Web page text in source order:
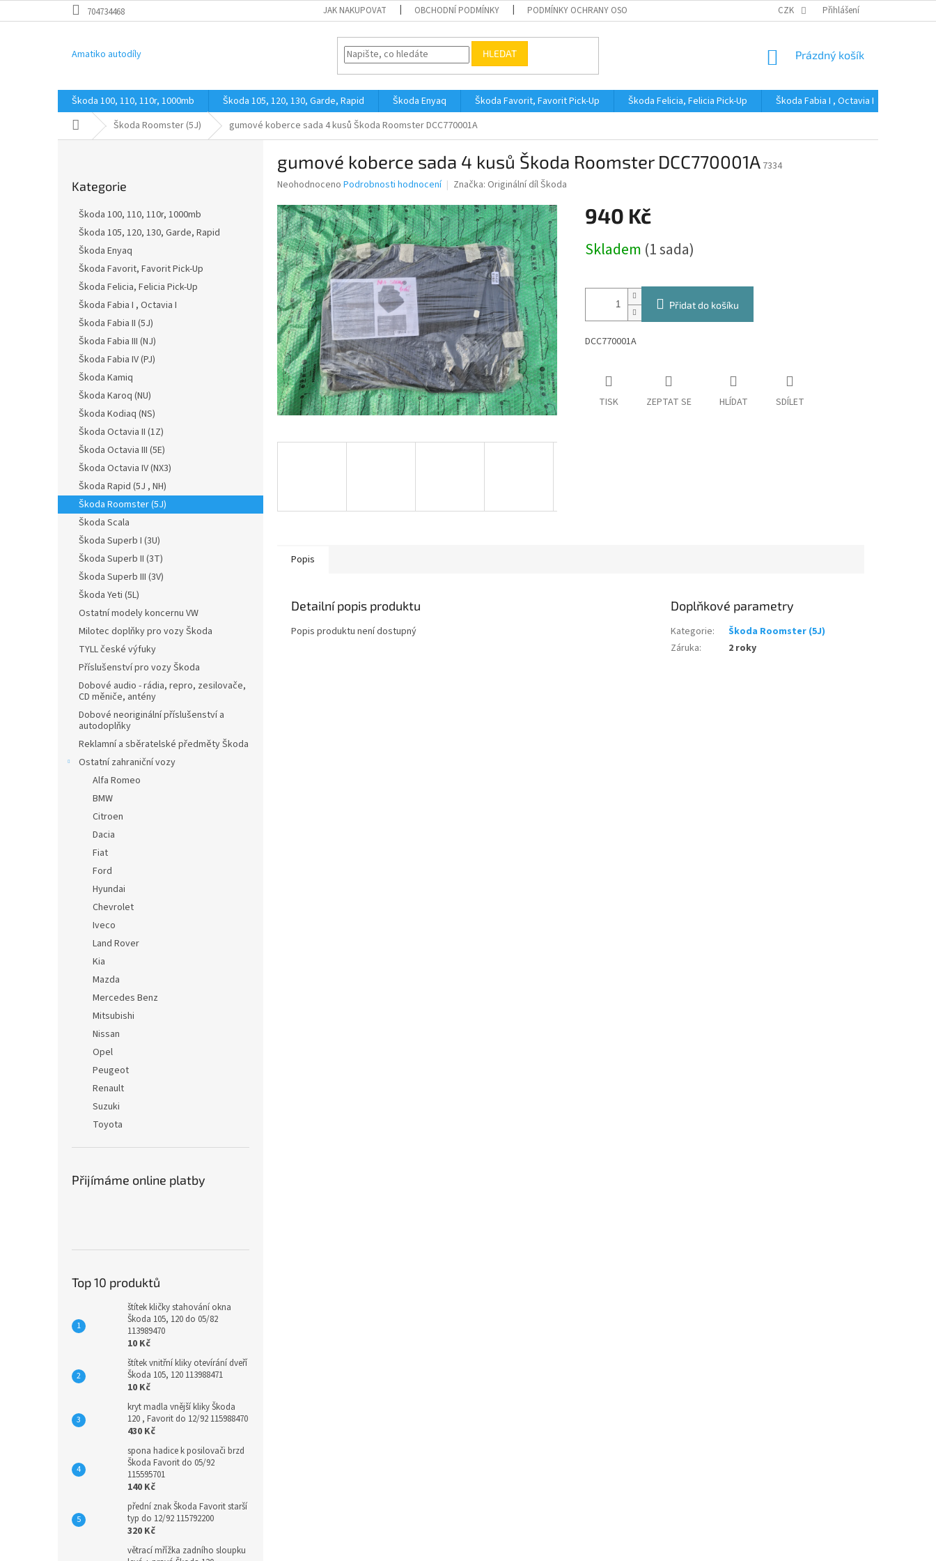
na
704734468 JAK NAKUPOVAT OBCHODNÍ PODMÍNKY PODMÍNKY OCHRANY OSOBNÍCH ÚDAJŮ CZK Přihlášení
Amatiko autodíly HLEDAT
NÁKUPNÍ
Prázdný košík
Škoda 100, 110, 110r, 1000mb Škoda 105, 120, 130, Garde, Rapid Škoda Enyaq Škoda Favorit, Favorit Pick-Up Škoda Felicia, Felicia Pick-Up Škoda Fabia I , Octavia I
Domů Škoda Roomster (5J) gumové koberce sada 4 kusů Škoda Roomster DCC770001A
kategorie
Kategorie
Škoda 100, 110, 110r, 1000mb
Škoda 105, 120, 130, Garde, Rapid
Škoda Enyaq
Škoda Favorit, Favorit Pick-Up
Škoda Felicia, Felicia Pick-Up
Škoda Fabia I , Octavia I
Škoda Fabia II (5J)
Škoda Fabia III (NJ)
Škoda Fabia IV (PJ)
Škoda Kamiq
Škoda Karoq (NU)
Škoda Kodiaq (NS)
Škoda Octavia II (1Z)
Škoda Octavia III (5E)
Škoda Octavia IV (NX3)
Škoda Rapid (5J , NH)
Škoda Roomster (5J)
Škoda Scala
Škoda Superb I (3U)
Škoda Superb II (3T)
Škoda Superb III (3V)
Škoda Yeti (5L)
Ostatní modely koncernu VW
Milotec doplňky pro vozy Škoda
TYLL české výfuky
Příslušenství pro vozy Škoda
Dobové audio - rádia, repro, zesilovače,
CD měniče, antény
Dobové neoriginální příslušenství a
autodoplňky
Reklamní a sběratelské předměty Škoda
Ostatní zahraniční vozy
Alfa Romeo
BMW
Citroen
Dacia
Fiat
Ford
Hyundai
Chevrolet
Iveco
Land Rover
Kia
Mazda
Mercedes Benz
Mitsubishi
Nissan
Opel
Peugeot
Renault
Suzuki
Toyota
Přijímáme online platby
Top 10 produktů
štítek kličky stahování okna
Škoda 105, 120 do 05/82
113989470
10 Kč
štítek vnitřní kliky otevírání dveří
Škoda 105, 120 113988471
10 Kč
kryt madla vnější kliky Škoda
120 , Favorit do 12/92 115988470
430 Kč
spona hadice k posilovači brzd
Škoda Favorit do 05/92
115595701
140 Kč
přední znak Škoda Favorit starší
typ do 12/92 115792200
320 Kč
větrací mřížka zadního sloupku
gumové koberce sada 4 kusů Škoda Roomster DCC770001A 7334
Průměrné
produktu
je
0,0
z
5
hvězdiček.
Neohodnoceno Podrobnosti hodnocení Značka: Originální díl Škoda
940 Kč
cena:
Skladem (1 sada)
Přidat do košíku
DCC770001A
TISK ZEPTAT SE HLÍDAT SDÍLET
Popis
Detailní popis produktu
Popis produktu není dostupný
Doplňkové parametry
Kategorie:
Škoda Roomster (5J)
Záruka: 2 roky